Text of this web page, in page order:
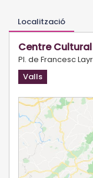
Localització
Centre
Pl. de Francesc
Valls